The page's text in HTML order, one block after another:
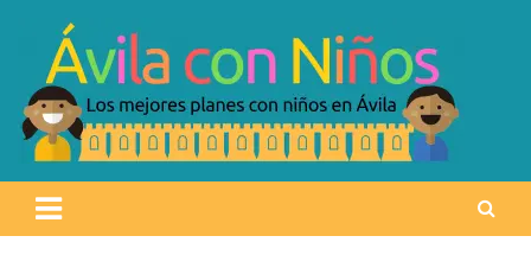
content
Ávila con niños